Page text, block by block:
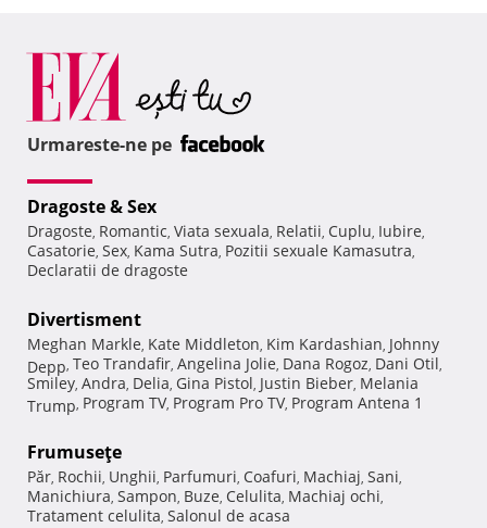
Urmareste-ne pe
Dragoste & Sex
Dragoste, Romantic, Viata sexuala, Relatii, Cuplu, Iubire,
Casatorie, Sex, Kama Sutra, Pozitii sexuale Kamasutra,
Declaratii de dragoste
Divertisment
Meghan Markle, Kate Middleton, Kim Kardashian, Johnny
Depp, Teo Trandafir, Angelina Jolie, Dana Rogoz, Dani Otil,
Smiley, Andra, Delia, Gina Pistol, Justin Bieber, Melania
Trump, Program TV, Program Pro TV, Program Antena 1
Frumuseţe
Păr, Rochii, Unghii, Parfumuri, Coafuri, Machiaj, Sani,
Manichiura, Sampon, Buze, Celulita, Machiaj ochi,
Tratament celulita, Salonul de acasa